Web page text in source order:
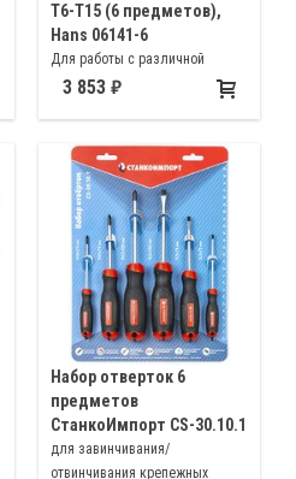
Т6-Т15 (6 предметов),
Hans 06141-6
Для работы с различной
техникой, например, телефон,
TORX(T6 T7 T8 T9 T10 T15)
3 853
Набор отверток 6
предметов
СтанкоИмпорт CS-30.10.1
для завинчивания/
отвинчивания крепежных